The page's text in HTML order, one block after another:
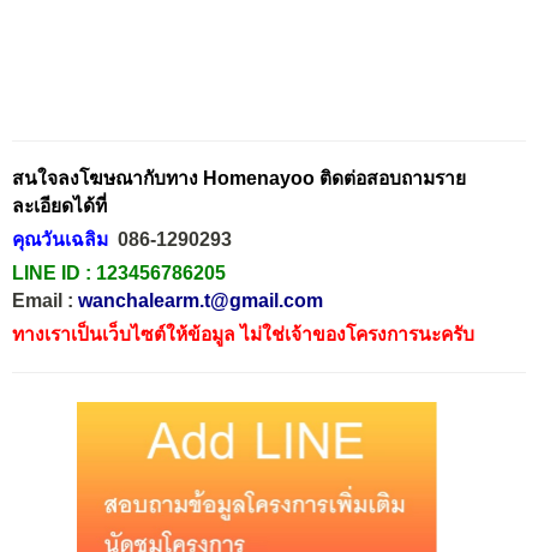
สนใจลงโฆษณากับทาง Homenayoo ติดต่อสอบถามราย
ละเอียดได้ที่
คุณวันเฉลิม 086-1290293
LINE ID : 123456786205
Email : wanchalearm.t@gmail.com
ทางเราเป็นเว็บไซต์ให้ข้อมูล ไม่ใช่เจ้าของโครงการนะครับ